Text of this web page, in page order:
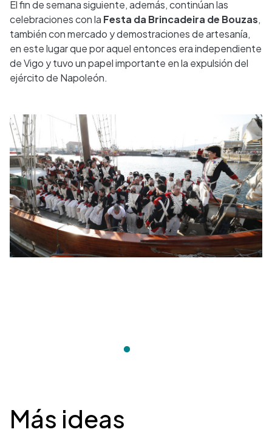
El fin de semana siguiente, además, continúan las
celebraciones con la Festa da Brincadeira de Bouzas,
también con mercado y demostraciones de artesanía,
en este lugar que por aquel entonces era independiente
de Vigo y tuvo un papel importante en la expulsión del
ejército de Napoleón.
Desplegable
Más ideas